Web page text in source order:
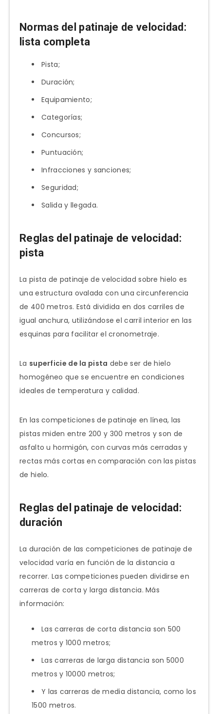
Normas del patinaje de velocidad:
lista completa
Pista;
Duración;
Equipamiento;
Categorías;
Concursos;
Puntuación;
Infracciones y sanciones;
Seguridad;
Salida y llegada.
Reglas del patinaje de velocidad:
pista
La pista de patinaje de velocidad sobre hielo es
una estructura ovalada con una circunferencia
de 400 metros. Está dividida en dos carriles de
igual anchura, utilizándose el carril interior en las
esquinas para facilitar el cronometraje.
La superficie de la pista debe ser de hielo
homogéneo que se encuentre en condiciones
ideales de temperatura y calidad.
En las competiciones de patinaje en línea, las
pistas miden entre 200 y 300 metros y son de
asfalto u hormigón, con curvas más cerradas y
rectas más cortas en comparación con las pistas
de hielo.
Reglas del patinaje de velocidad:
duración
La duración de las competiciones de patinaje de
velocidad varía en función de la distancia a
recorrer. Las competiciones pueden dividirse en
carreras de corta y larga distancia. Más
información:
Las carreras de corta distancia son 500
metros y 1000 metros;
Las carreras de larga distancia son 5000
metros y 10000 metros;
Y las carreras de media distancia, como los
1500 metros.